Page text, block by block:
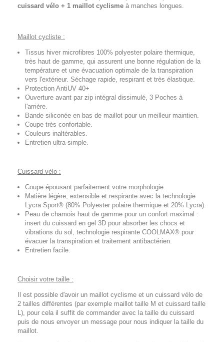
cuissard vélo + 1 maillot cyclisme à manches longues.
Maillot cycliste :
Tissus hiver microfibres 100% polyester polaire thermique,
très haut de gamme, qui assurent une bonne régulation de la
température et une évacuation optimale de la transpiration
vers l'extérieur. Séchage rapide, respirant et très élastique.
Protection AntiUV 40+
Ouverture avant par zip intégral dissimulé, 3 Poches à
l'arrière.
Bande siliconée en bas de maillot pour un meilleur maintien.
Coupe très confortable.
Couleurs inaltérables.
Entretien ultra-simple.
Cuissard vélo :
Coupe épousant parfaitement votre morphologie.
Matière légère, extensible et respirante avec la technologie
Lycra Sport® (80% Polyester polaire thermique et 20% Lycra).
Peau de chamois haut de gamme pour un confort maximal :
insert du cuissard en gel 3D pour absorber les chocs et
vibrations du sol, technologie respirante COOLMAX® pour
évacuer la transpiration et traitement antibactérien.
Entretien facile.
Choisir votre taille :
Il est possible d'avoir un maillot cyclisme et un cuissard vélo de
2 tailles différentes (par exemple maillot taille M et cuissard taille
L), pour cela il suffit de commander avec la taille du cuissard
puis de nous envoyer un message pour nous indiquer la taille du
maillot.